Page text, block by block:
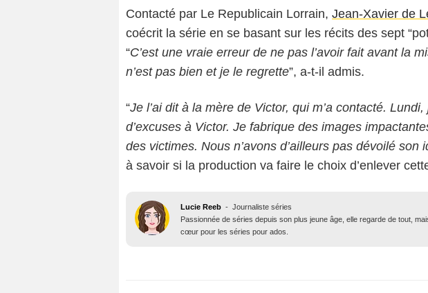
Contacté par Le Republicain Lorrain, Jean-Xavier de
coécrit la série en se basant sur les récits des sept
“C’est une vraie erreur de ne pas l’avoir fait avant la
n’est pas bien et je le regrette”, a-t-il admis.
“Je l’ai dit à la mère de Victor, qui m’a contacté.
d’excuses à Victor. Je fabrique des images
des victimes. Nous n’avons d’ailleurs pas dévoilé son
à savoir si la production va faire le choix d’enlever
Lucie Reeb - Journaliste séries
Passionnée de séries depuis son plus jeune âge, elle regarde de tout,
cœur pour les séries pour ados.